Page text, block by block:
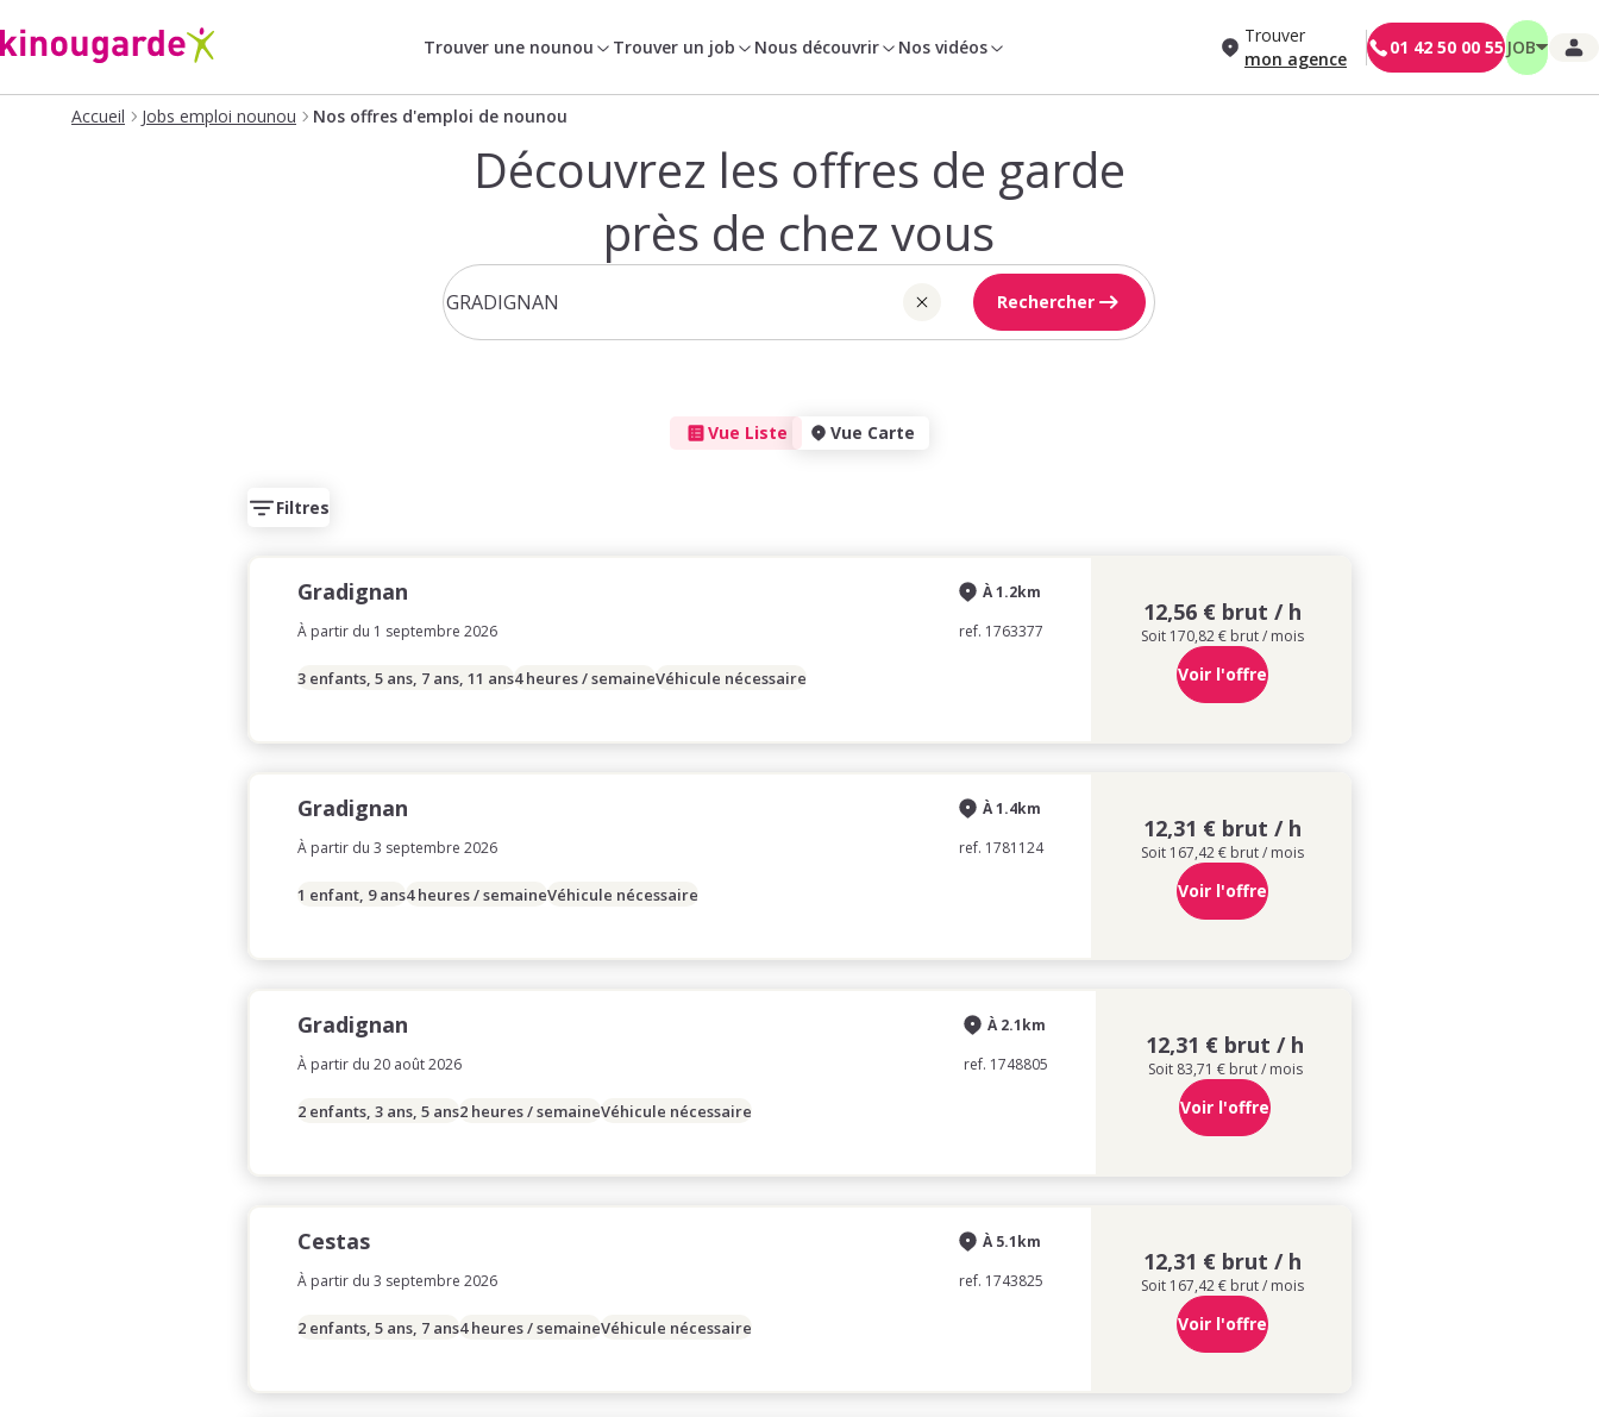
Trouver une nounou Trouver un job Nous découvrir Nos vidéos
Trouver
mon agence
01 42 50 00 55 JOB
Accueil Jobs emploi nounou Nos offres d'emploi de nounou
Découvrez les offres de garde
près de chez vous
Rechercher
Vue Liste Vue Carte
Filtres
Gradignan
À partir du 1 septembre 2026
À 1.2km
ref. 1763377
3 enfants, 5 ans, 7 ans, 11 ans4 heures / semaineVéhicule nécessaire
12,56 € brut / h
Soit 170,82 € brut / mois
Voir l'offre
Gradignan
À partir du 3 septembre 2026
À 1.4km
ref. 1781124
1 enfant, 9 ans4 heures / semaineVéhicule nécessaire
12,31 € brut / h
Soit 167,42 € brut / mois
Voir l'offre
Gradignan
À partir du 20 août 2026
À 2.1km
ref. 1748805
2 enfants, 3 ans, 5 ans2 heures / semaineVéhicule nécessaire
12,31 € brut / h
Soit 83,71 € brut / mois
Voir l'offre
Cestas
À partir du 3 septembre 2026
À 5.1km
ref. 1743825
2 enfants, 5 ans, 7 ans4 heures / semaineVéhicule nécessaire
12,31 € brut / h
Soit 167,42 € brut / mois
Voir l'offre